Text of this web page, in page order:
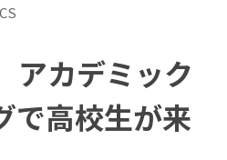
アカデミック
で高校生が来